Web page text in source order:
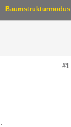
Baumstrukturmodus
#1